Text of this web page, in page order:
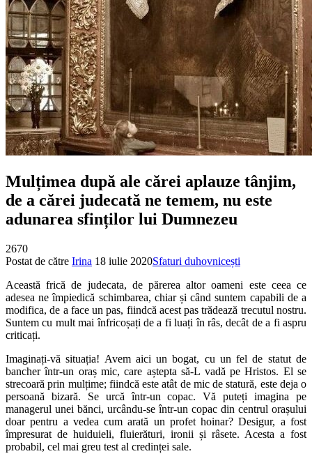
Mulțimea după ale cărei aplauze tânjim,
de a cărei judecată ne temem, nu este
adunarea sfinților lui Dumnezeu
2670
Postat de către Irina 18 iulie 2020Sfaturi duhovnicești
Această frică de judecata, de părerea altor oameni este ceea ce
adesea ne împiedică schimbarea, chiar și când suntem capabili de a
modifica, de a face un pas, fiindcă acest pas trădează trecutul nostru.
Suntem cu mult mai înfricoșați de a fi luați în râs, decât de a fi aspru
criticați.
Imaginați-vă situația! Avem aici un bogat, cu un fel de statut de
bancher într-un oraș mic, care aștepta să-L vadă pe Hristos. El se
strecoară prin mulțime; fiindcă este atât de mic de statură, este deja o
persoană bizară. Se urcă într-un copac. Vă puteți imagina pe
managerul unei bănci, urcându-se într-un copac din centrul orașului
doar pentru a vedea cum arată un profet hoinar? Desigur, a fost
împresurat de huiduieli, fluierături, ironii și râsete. Acesta a fost
probabil, cel mai greu test al credinței sale.